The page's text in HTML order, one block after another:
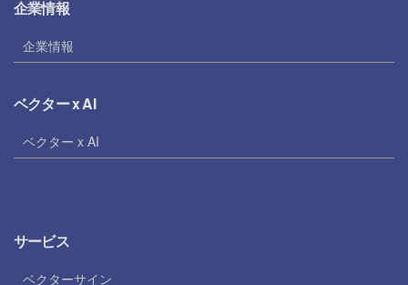
企業情報
企業情報
ベクター x AI
ベクター x AI
サービス
ベクターサイン